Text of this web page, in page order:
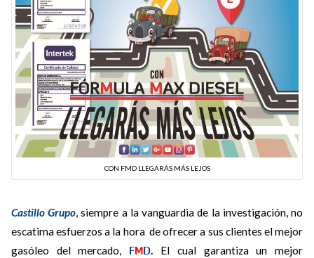
CON FMD LLEGARÁS MÁS LEJOS
Castillo Grupo, siempre a la vanguardia de la investigación, no
escatima esfuerzos a la hora de ofrecer a sus clientes el mejor
gasóleo del mercado, FMD. El cual garantiza un mejor